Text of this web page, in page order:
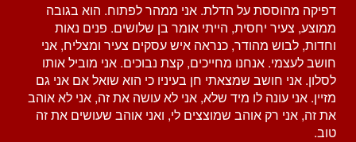
דפיקה מהוססת על הדלת. אני ממהר לפתוח. הוא בגובה
ממוצע, צעיר יחסית, הייתי אומר בן שלושים. פנים נאות
וחדות, לבוש מהודר, כנראה איש עסקים צעיר ומצליח, אני
חושב לעצמי. אנחנו מחייכים, קצת נבוכים. אני מוביל אותו
לסלון. אני חושב שמצאתי חן בעיניו כי הוא שואל אם אני גם
מזיין. אני עונה לו מיד שלא, אני לא עושה את זה, אני לא אוהב
את זה, אני רק אוהב שמוצצים לי, ואני אוהב שעושים את זה
טוב.